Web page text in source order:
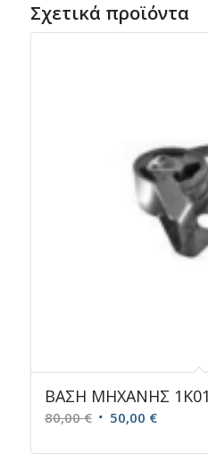
Σχετικά προϊόντα
ΒΑΣΗ ΜΗΧΑΝΗΣ
80,00€ Original
50,00 €Η